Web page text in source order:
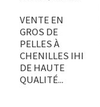
VENTE EN
GROS DE
PELLES À
CHENILLES IHI
DE HAUTE
QUALITÉ...